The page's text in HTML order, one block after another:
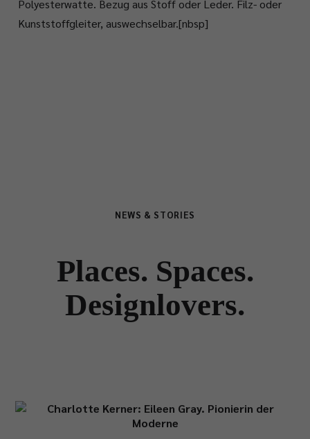
Polyesterwatte. Bezug aus Stoff oder Leder. Filz- oder
Kunststoffgleiter, auswechselbar.[nbsp]
NEWS & STORIES
Places. Spaces.
Designlovers.